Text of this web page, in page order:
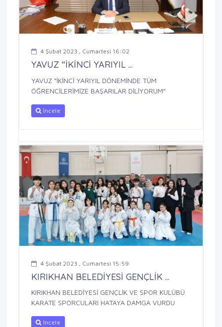
4 Şubat 2023 , Cumartesi 16:02
YAVUZ “İKİNCİ YARIYIL ...
YAVUZ “İKİNCİ YARIYIL DÖNEMİNDE TÜM
ÖĞRENCİLERİMİZE BAŞARILAR DİLİYORUM”
İncele
4 Şubat 2023 , Cumartesi 15:59
KIRIKHAN BELEDİYESİ GENÇLİK ...
KIRIKHAN BELEDİYESİ GENÇLİK VE SPOR KULÜBÜ
KARATE SPORCULARI HATAYA DAMGA VURDU
İncele